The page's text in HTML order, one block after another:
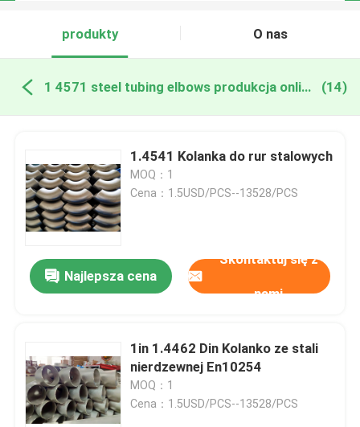
produkty O nas
1 4571 steel tubing elbows produkcja online (14)
1.4541 Kolanka do rur stalowych
MOQ：1
Cena：1.5USD/PCS--13528/PCS
Najlepsza cena
Skontaktuj się z
nami
1in 1.4462 Din Kolanko ze stali
nierdzewnej En10254
MOQ：1
Cena：1.5USD/PCS--13528/PCS